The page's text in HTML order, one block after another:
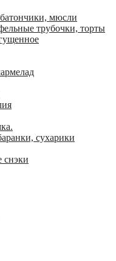
мюсли
трубочки, торты
сухарики
снэки